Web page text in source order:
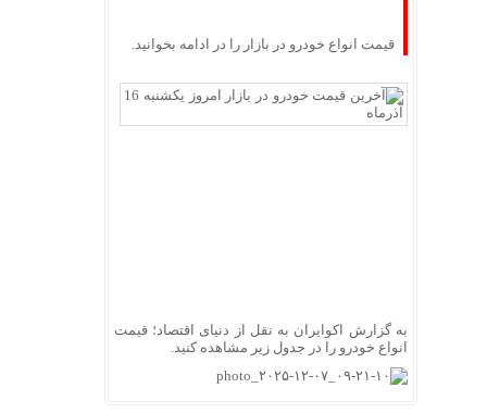
قیمت انواع خودرو در بازار را در ادامه بخوانید.
به گزارش اکوایران به نقل از دنیای اقتصاد؛ قیمت
انواع خودرو را در جدول زیر مشاهده کنید.